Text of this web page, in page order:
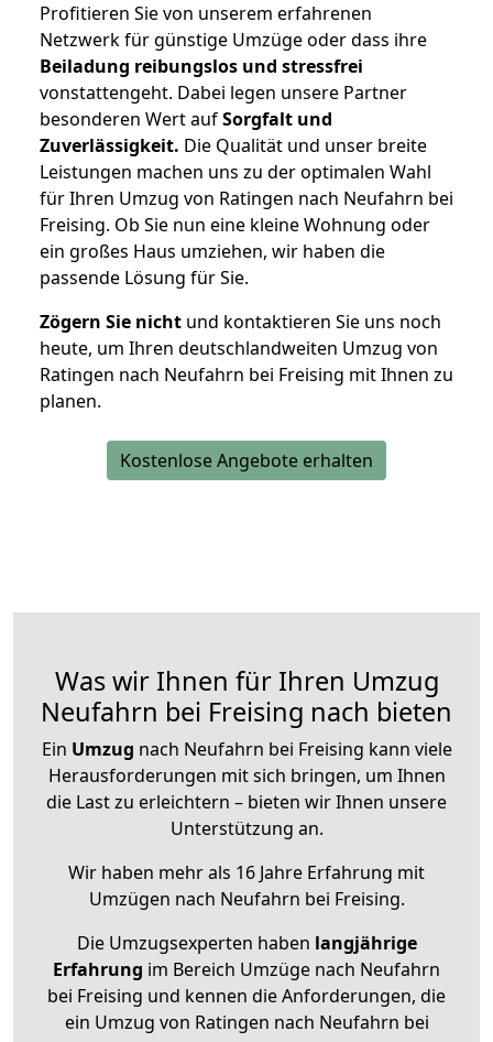
Profitieren Sie von unserem erfahrenen
Netzwerk für günstige Umzüge oder dass ihre
Beiladung reibungslos und stressfrei
vonstattengeht. Dabei legen unsere Partner
besonderen Wert aufSorgfalt und
Zuverlässigkeit. Die Qualität und unser breite
Leistungen machen uns zu der optimalen Wahl
für Ihren Umzug von Ratingen nach Neufahrn bei
Freising. Ob Sie nun eine kleine Wohnung oder
ein großes Haus umziehen, wir haben die
passende Lösung für Sie.
Zögern Sie nicht und kontaktieren Sie uns noch
heute, um Ihren deutschlandweiten Umzug von
Ratingen nach Neufahrn bei Freising mit Ihnen zu
planen.
Kostenlose Angebote erhalten
Was wir Ihnen für Ihren Umzug
Neufahrn bei Freising nach bieten
Ein Umzug nach Neufahrn bei Freising kann viele
Herausforderungen mit sich bringen, um Ihnen
die Last zu erleichtern – bieten wir Ihnen unsere
Unterstützung an.
Wir haben mehr als 16 Jahre Erfahrung mit
Umzügen nach Neufahrn bei Freising.
Die Umzugsexperten haben langjährige
Erfahrung im Bereich Umzüge nach Neufahrn
bei Freising und kennen die Anforderungen, die
ein Umzug von Ratingen nach Neufahrn bei